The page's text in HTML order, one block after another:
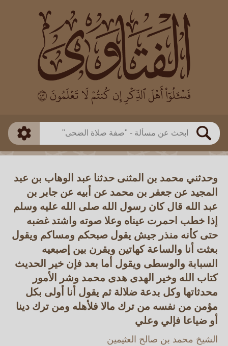
بحث
العالم
بن باز
بن العثيمين
اللجنة الدائمة
طريقة البحث
ذكي
وحدثني محمد بن المثنى حدثنا عبد الوهاب بن عبد
المجيد عن جعفر بن محمد عن أبيه عن جابر بن
عبد الله قال كان رسول الله صلى الله عليه وسلم
إذا خطب احمرت عيناه وعلا صوته واشتد غضبه
حتى كأنه منذر جيش يقول صبحكم ومساكم ويقول
بعثت أنا والساعة كهاتين ويقرن بين إصبعيه
السبابة والوسطى ويقول أما بعد فإن خير الحديث
كتاب الله وخير الهدى هدى محمد وشر الأمور
محدثاتها وكل بدعة ضلالة ثم يقول أنا أولى بكل
مؤمن من نفسه من ترك مالا فلأهله ومن ترك دينا
أو ضياعا فإلي وعلي
الشيخ محمد بن صالح العثيمين